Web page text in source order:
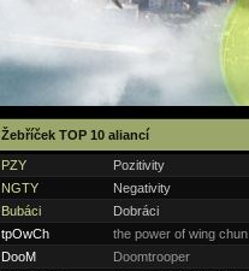
Žebříček TOP 10 aliancí
PZY Pozitivity
NGTY Negativity
Bubáci Dobráci
tpOwCh the power of wing chun
DooM Doomtrooper